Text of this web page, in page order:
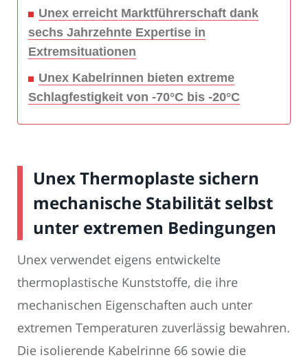
Unex erreicht Marktführerschaft dank
sechs Jahrzehnte Expertise in
Extremsituationen
Unex Kabelrinnen bieten extreme
Schlagfestigkeit von -70°C bis -20°C
Unex Thermoplaste sichern
mechanische Stabilität selbst
unter extremen Bedingungen
Unex verwendet eigens entwickelte
thermoplastische Kunststoffe, die ihre
mechanischen Eigenschaften auch unter
extremen Temperaturen zuverlässig bewahren.
Die isolierende Kabelrinne 66 sowie die